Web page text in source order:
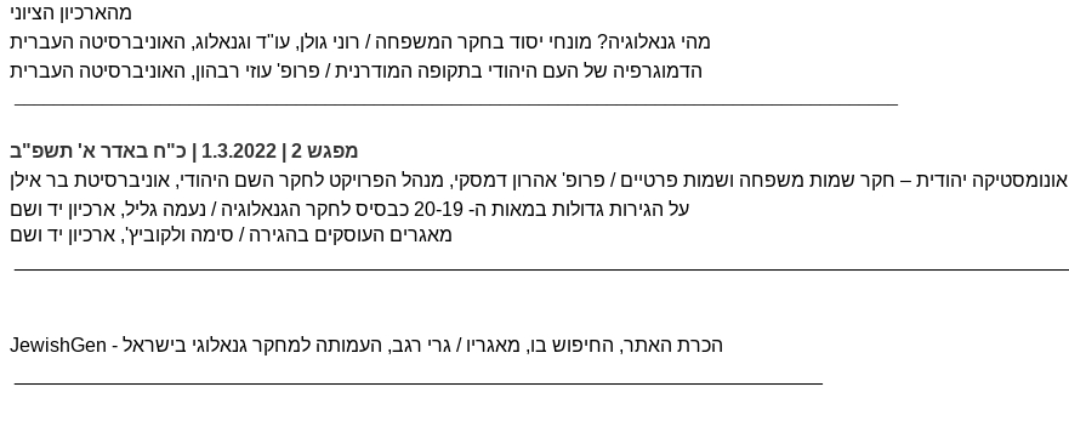
מהארכיון הציוני
מהי גנאלוגיה? מונחי יסוד בחקר המשפחה / רוני גולן, עו"ד וגנאלוג, האוניברסיטה העברית
הדמוגרפיה של העם היהודי בתקופה המודרנית/ פרופ' עוזי רבהון, האוניברסיטה העברית
מפגש 2 | 1.3.2022 | כ"ח באדר א' תשפ"ב
אונומסטיקה יהודית – חקר שמות משפחה ושמות פרטיים / פרופ' אהרון דמסקי, מנהל הפרויקט לחקר השם היהודי, אוניברסיטת בר אילן
על הגירות גדולות במאות ה- 20-19 כבסיס לחקר הגנאלוגיה /
נעמה גליל, ארכיון יד ושם
מאגרים העוסקים בהגירה / סימה ולקוביץ', ארכיון יד ושם
JewishGen - הכרת האתר, החיפוש בו, מאגריו /